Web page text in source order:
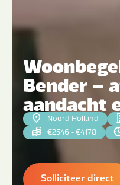
Bender –
aandacht
Noord Holland
€2546 - €4178
Solliciteer direct